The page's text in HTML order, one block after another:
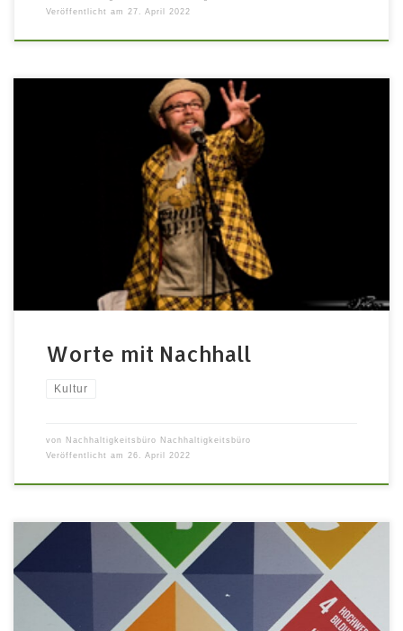
Veröffentlicht am 27. April 2022
Ein Nachhaltigkeits-Poetry-Slam zum Thema Umwelt,
Klima und Co. Freitag 08.07.2022 | 20:00 – 21:30 Uhr |
auf der Parkbühne Auch wenn die Welt gerade andere
Themen hat: Nachhaltigkeit bleibt wichtig. Um nicht zu
sagen das Mega-Thema der kommenden
Jahrzehnte.Deswegen machen sich auch die Poetry
Slammer*innen in ihren Texten Gedanken zu […]
Worte mit Nachhall
Kultur
von Nachhaltigkeitsbüro Nachhaltigkeitsbüro
Veröffentlicht am 26. April 2022
mit Oberbürgermeister Thomas Jung, Bürgermeister
Dietmar Helm und Stadträtin Gabriele Zapf Sonntag,
10.07.2022 | 16:45 – 17:45 | auf der Parkbühne Stadt